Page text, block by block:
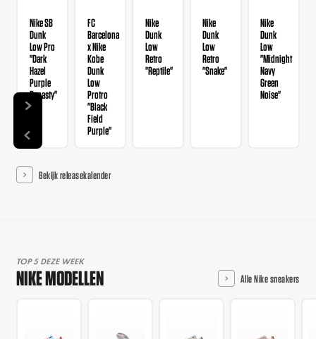
Nike SB
Dunk
Low Pro
"Dark
Hazel
Purple
Dynasty"
FC
Barcelona
x Nike
Kobe
Dunk
Low
Protro
"Black
Field
Purple"
Nike
Dunk
Low
Retro
"Reptile"
Nike
Dunk
Low
Retro
"Snake"
Nike
Dunk
Low
"Midnight
Navy
Green
Noise"
Bekijk releasekalender
TOP 5 DEZE WEEK
NIKE MODELLEN Alle Nike sneakers